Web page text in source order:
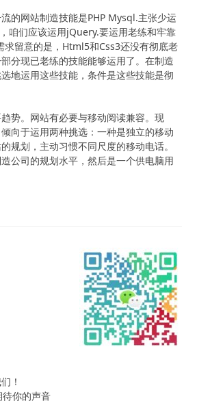
的网站制造技能是PHP Mysql.主张少运
咱们应该运用jQuery.要运用老练和牢靠
求留意的是，Html5和Css3还没有彻底老
分现已老练的技能能够运用了。在制造
地运用这些技能，条件是这些技能是彻
势。网站有必要与移动阅读兼容。现
向于运用两种挑选：一种是独立的移动
规划，主动习惯不同尺度的移动电话。
公司的规划水平，然后是一个供电脑用
！
你的声音